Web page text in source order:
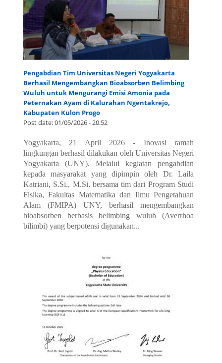
Pengabdian Tim Universitas Negeri Yogyakarta
Berhasil Mengembangkan Bioabsorben Belimbing
Wuluh untuk Mengurangi Emisi Amonia pada
Peternakan Ayam di Kalurahan Ngentakrejo,
Kabupaten Kulon Progo
Post date:01/05/2026 - 20:52
Yogyakarta, 21 April 2026 - Inovasi ramah
lingkungan berhasil dilakukan oleh Universitas Negeri
Yogyakarta (UNY). Melalui kegiatan pengabdian
kepada masyarakat yang dipimpin oleh Dr. Laila
Katriani, S.Si., M.Si. bersama tim dari Program Studi
Fisika, Fakultas Matematika dan Ilmu Pengetahuan
Alam (FMIPA) UNY, berhasil mengembangkan
bioabsorben berbasis belimbing wuluh (Averrhoa
bilimbi) yang berpotensi digunakan...